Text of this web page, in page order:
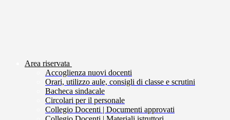
Area riservata
Accoglienza nuovi docenti
Orari, utilizzo aule, consigli di classe e scrutini
Bacheca sindacale
Circolari per il personale
Collegio Docenti | Documenti approvati